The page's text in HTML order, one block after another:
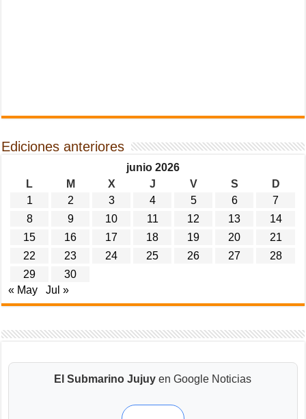
Ediciones anteriores
junio 2026
L
M X J V S
D
1
2 3 4 5 6
7
8
9 10 11 12 13
14
15
16 17 18 19 20
21
22
23 24 25 26 27
28
29
30
« May
Jul »
El Submarino Jujuy en Google Noticias